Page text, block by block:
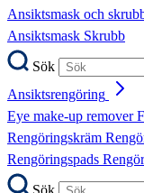
Ansiktsmask och
Ansiktsmask Skrubb
Sök
Ansiktsrengöring
Eye make-up remover
Rengöringskräm
Rengöringspads